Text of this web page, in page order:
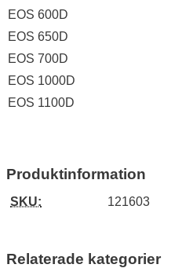
EOS 600D
EOS 650D
EOS 700D
EOS 1000D
EOS 1100D
Produktinformation
SKU: 121603
Relaterade kategorier